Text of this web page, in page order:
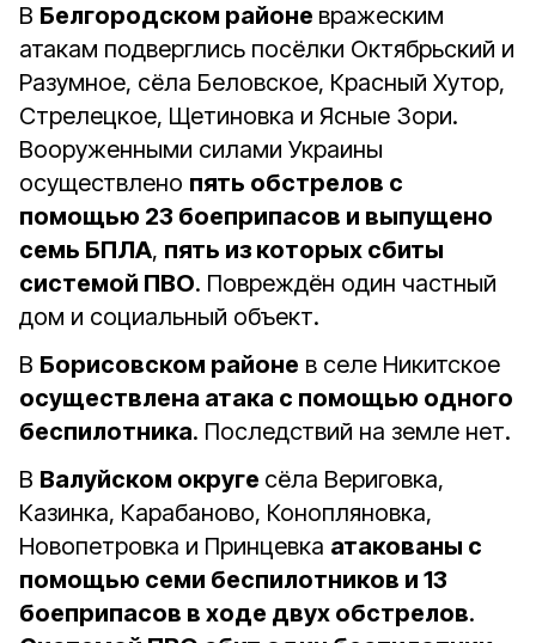
В Белгородском районе вражеским
атакам подверглись посёлки Октябрьский и
Разумное, сёла Беловское, Красный Хутор,
Стрелецкое, Щетиновка и Ясные Зори.
Вооруженными силами Украины
осуществлено пять обстрелов с
помощью 23 боеприпасов и выпущено
семь БПЛА, пять из которых сбиты
системой ПВО. Повреждён один частный
дом и социальный объект.
В Борисовском районе в селе Никитское
осуществлена атака с помощью одного
беспилотника. Последствий на земле нет.
В Валуйском округе сёла Вериговка,
Казинка, Карабаново, Конопляновка,
Новопетровка и Принцевка атакованы с
помощью семи беспилотников и 13
боеприпасов в ходе двух обстрелов.